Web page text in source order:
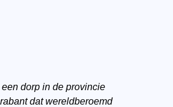
dorp in de provincie
dat wereldberoemd